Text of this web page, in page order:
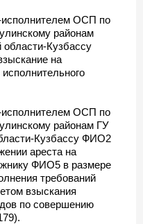
исполнителем ОСП по
районам
Кузбассу
на
исполнителем ОСП по
районам ГУ
Кузбассу ФИО2
ареста на
ФИО5 в размере
требований
взыскания
по совершению